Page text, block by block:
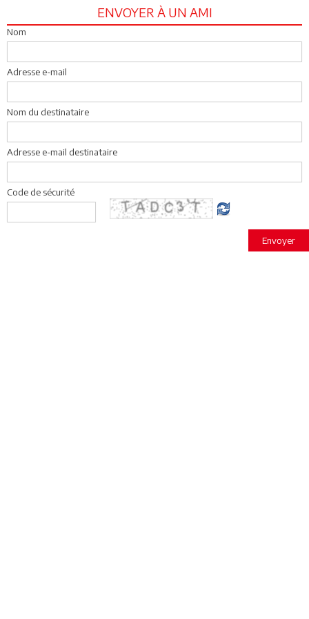
ENVOYER À UN AMI
Nom
Adresse e-mail
Nom du destinataire
Adresse e-mail destinataire
Code de sécurité
Envoyer